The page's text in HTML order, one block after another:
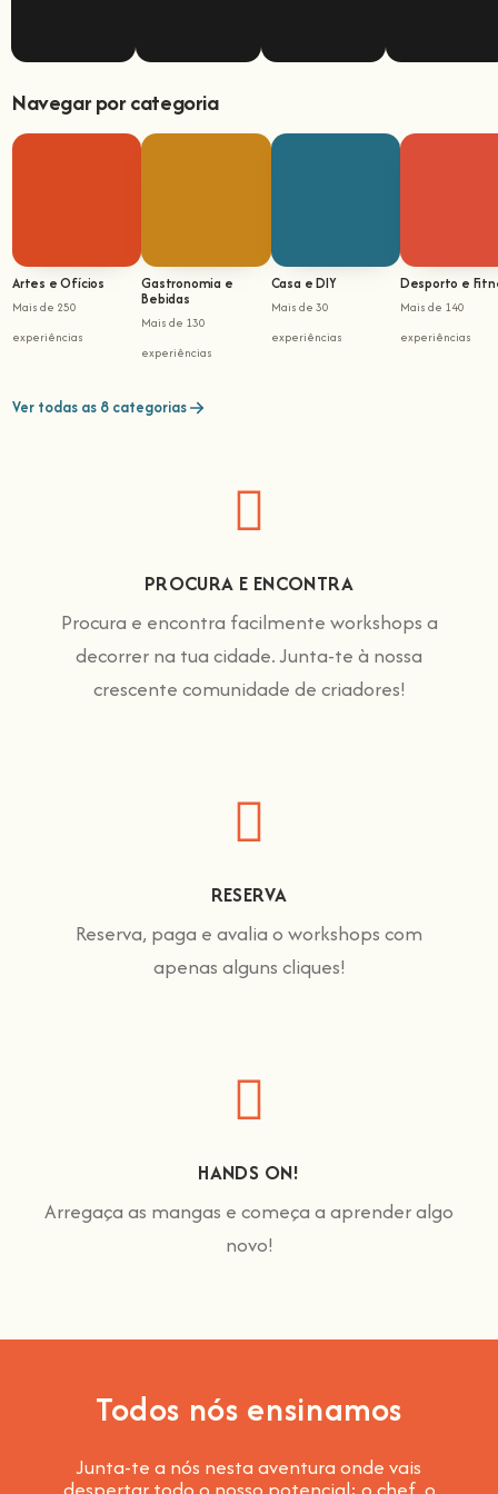
Navegar por categoria
Artes e Ofícios
Mais de 250
experiências
Gastronomia e
Bebidas
Mais de 130
experiências
Casa e DIY
Mais de 30
experiências
Desporto e
Mais de 140
experiências
Ver todas as 8 categorias
PROCURA E ENCONTRA
Procura e encontra facilmente workshops a
decorrer na tua cidade. Junta-te à nossa
crescente comunidade de criadores!
RESERVA
Reserva, paga e avalia o workshops com
apenas alguns cliques!
HANDS ON!
Arregaça as mangas e começa a aprender algo
novo!
Todos nós ensinamos
Junta-te a nós nesta aventura onde vais